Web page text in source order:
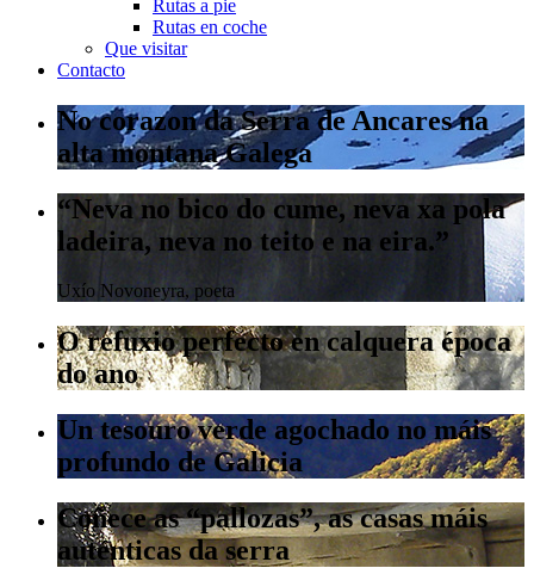
Rutas a pie
Rutas en coche
Que visitar
Contacto
No corazon da Serra de Ancares na
alta montana Galega
“Neva no bico do cume, neva xa pola
ladeira, neva no teito e na eira.”
Uxío Novoneyra, poeta
O refuxio perfecto en calquera época
do ano
Un tesouro verde agochado no máis
profundo de Galicia
Coñece as “pallozas”, as casas máis
auténticas da serra